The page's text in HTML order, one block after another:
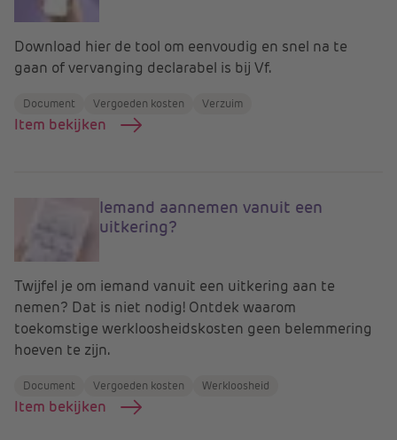
Download hier de tool om eenvoudig en snel na te
gaan of vervanging declarabel is bij Vf.
Document Vergoeden kosten Verzuim
Item bekijken
Iemand aannemen vanuit een
uitkering?
Twijfel je om iemand vanuit een uitkering aan te
nemen? Dat is niet nodig! Ontdek waarom
toekomstige werkloosheidskosten geen belemmering
hoeven te zijn.
Document Vergoeden kosten Werkloosheid
Item bekijken